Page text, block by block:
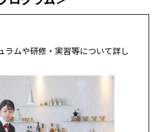
ラムや研修・実習等について詳し